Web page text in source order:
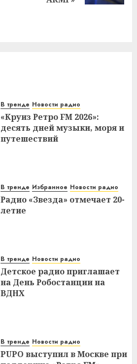
В тренде Новости радио
«Круиз Ретро FM 2026»:
десять дней музыки, моря и
путешествий
В тренде Избранное Новости радио
Радио «Звезда» отмечает 20-
летие
В тренде Новости радио
Детское радио приглашает
на День Робостанции на
ВДНХ
В тренде Новости радио
PUPO выступил в Москве при